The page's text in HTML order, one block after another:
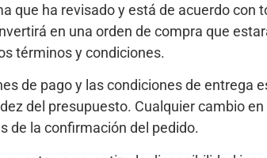
que ha revisado y está de acuerdo
en una orden de compra que
términos y condiciones.
de pago y las condiciones de entrega
del presupuesto. Cualquier cambio
de la confirmación del pedido.